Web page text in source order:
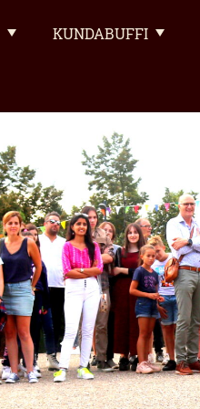
KUNDABUFFI